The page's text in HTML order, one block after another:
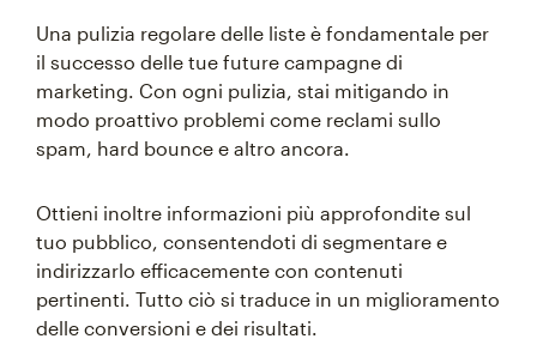
Una pulizia regolare delle liste è fondamentale per
il successo delle tue future campagne di
marketing. Con ogni pulizia, stai mitigando in
modo proattivo problemi come reclami sullo
spam, hard bounce e altro ancora.
Ottieni inoltre informazioni più approfondite sul
tuo pubblico, consentendoti di segmentare e
indirizzarlo efficacemente con contenuti
pertinenti. Tutto ciò si traduce in un miglioramento
delle conversioni e dei risultati.